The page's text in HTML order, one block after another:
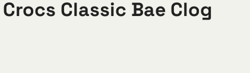
Classic Bae Clog